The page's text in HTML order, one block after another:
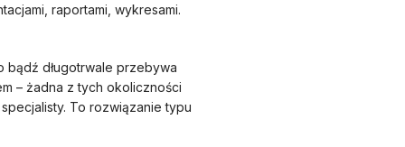
raportami, wykresami.
bądź długotrwale przebywa
– żadna z tych okoliczności
To rozwiązanie typu